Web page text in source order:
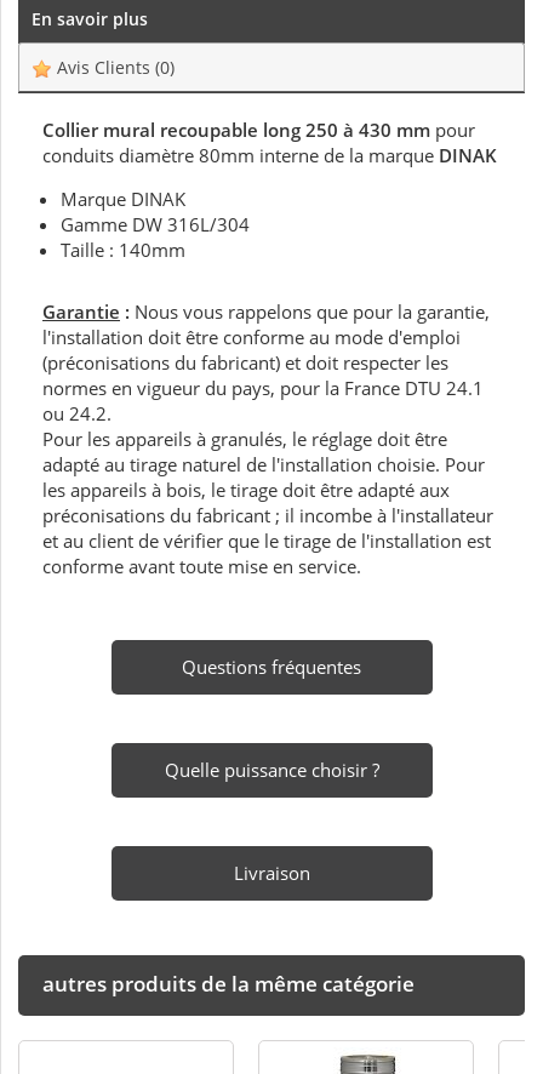
En savoir plus
Avis Clients (0)
Collier mural recoupable long 250 à 430 mm pour
conduits diamètre 80mm interne de la marque DINAK
Marque DINAK
Gamme DW 316L/304
Taille : 140mm
Garantie : Nous vous rappelons que pour la garantie,
l'installation doit être conforme au mode d'emploi
(préconisations du fabricant) et doit respecter les
normes en vigueur du pays, pour la France DTU 24.1
ou 24.2.
Pour les appareils à granulés, le réglage doit être
adapté au tirage naturel de l'installation choisie. Pour
les appareils à bois, le tirage doit être adapté aux
préconisations du fabricant ; il incombe à l'installateur
et au client de vérifier que le tirage de l'installation est
conforme avant toute mise en service.
Questions fréquentes
Quelle puissance choisir ?
Livraison
autres produits de la même catégorie